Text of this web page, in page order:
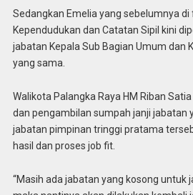
Sedangkan Emelia yang sebelumnya
Kependudukan dan Catatan Sipil kini
jabatan Kepala Sub Bagian Umum dan
yang sama.
Walikota Palangka Raya HM Riban
dan pengambilan sumpah janji jabatan
jabatan pimpinan tringgi pratama
hasil dan proses job fit.
“Masih ada jabatan yang kosong untuk